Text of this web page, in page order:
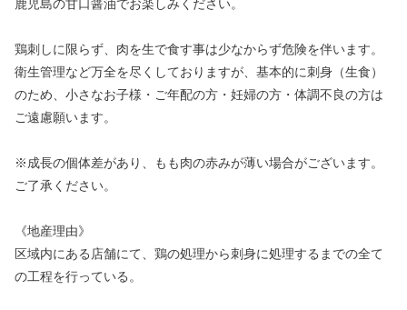
鹿児島の甘口醤油でお楽しみください。
鶏刺しに限らず、肉を生で食す事は少なからず危険を伴います。
衛生管理など万全を尽くしておりますが、基本的に刺身（生食）
のため、小さなお子様・ご年配の方・妊婦の方・体調不良の方は
ご遠慮願います。
※成長の個体差があり、もも肉の赤みが薄い場合がございます。
ご了承ください。
《地産理由》
区域内にある店舗にて、鶏の処理から刺身に処理するまでの全て
の工程を行っている。